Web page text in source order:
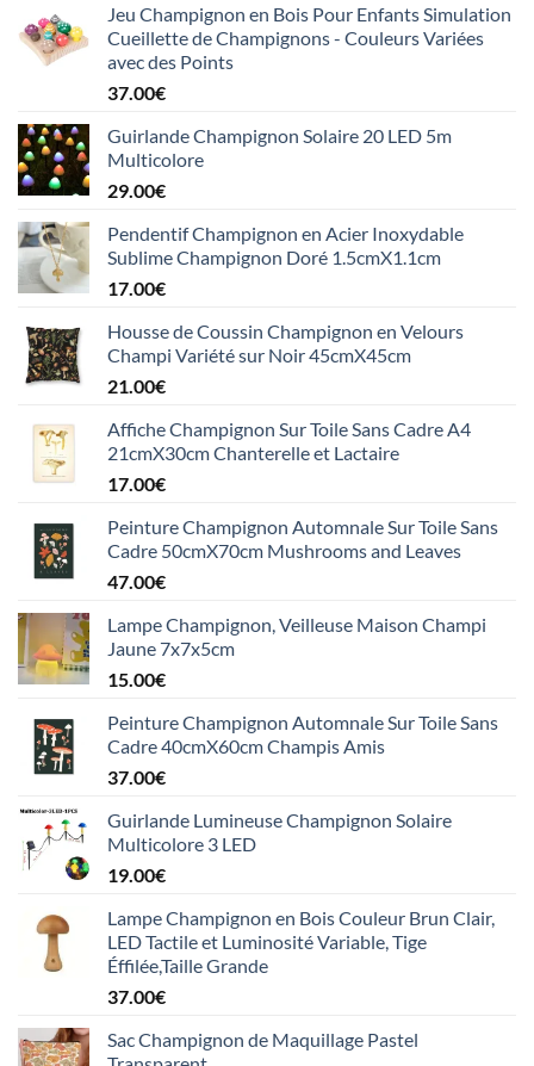
Jeu Champignon en Bois Pour Enfants Simulation
Cueillette de Champignons - Couleurs Variées
avec des Points
37.00€
Guirlande Champignon Solaire 20 LED 5m
Multicolore
29.00€
Pendentif Champignon en Acier Inoxydable
Sublime Champignon Doré 1.5cmX1.1cm
17.00€
Housse de Coussin Champignon en Velours
Champi Variété sur Noir 45cmX45cm
21.00€
Affiche Champignon Sur Toile Sans Cadre A4
21cmX30cm Chanterelle et Lactaire
17.00€
Peinture Champignon Automnale Sur Toile Sans
Cadre 50cmX70cm Mushrooms and Leaves
47.00€
Lampe Champignon, Veilleuse Maison Champi
Jaune 7x7x5cm
15.00€
Peinture Champignon Automnale Sur Toile Sans
Cadre 40cmX60cm Champis Amis
37.00€
Guirlande Lumineuse Champignon Solaire
Multicolore 3 LED
19.00€
Lampe Champignon en Bois Couleur Brun Clair,
LED Tactile et Luminosité Variable, Tige
Éffilée,Taille Grande
37.00€
Sac Champignon de Maquillage Pastel